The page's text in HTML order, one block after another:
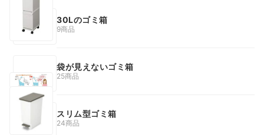
30Lのゴミ箱
9商品
袋が見えないゴミ箱
25商品
スリム型ゴミ箱
24商品